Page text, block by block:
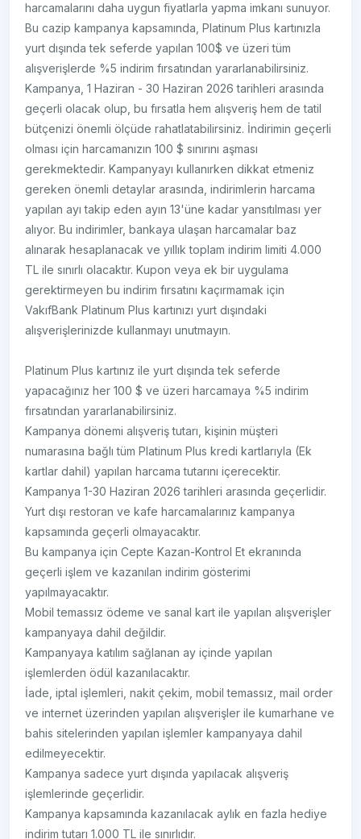
harcamalarını daha uygun fiyatlarla yapma imkanı sunuyor.
Bu cazip kampanya kapsamında, Platinum Plus kartınızla
yurt dışında tek seferde yapılan 100$ ve üzeri tüm
alışverişlerde %5 indirim fırsatından yararlanabilirsiniz.
Kampanya, 1 Haziran - 30 Haziran 2026 tarihleri arasında
geçerli olacak olup, bu fırsatla hem alışveriş hem de tatil
bütçenizi önemli ölçüde rahatlatabilirsiniz. İndirimin geçerli
olması için harcamanızın 100 $ sınırını aşması
gerekmektedir. Kampanyayı kullanırken dikkat etmeniz
gereken önemli detaylar arasında, indirimlerin harcama
yapılan ayı takip eden ayın 13'üne kadar yansıtılması yer
alıyor. Bu indirimler, bankaya ulaşan harcamalar baz
alınarak hesaplanacak ve yıllık toplam indirim limiti 4.000
TL ile sınırlı olacaktır. Kupon veya ek bir uygulama
gerektirmeyen bu indirim fırsatını kaçırmamak için
VakıfBank Platinum Plus kartınızı yurt dışındaki
alışverişlerinizde kullanmayı unutmayın.
Platinum Plus kartınız ile yurt dışında tek seferde
yapacağınız her 100 $ ve üzeri harcamaya %5 indirim
fırsatından yararlanabilirsiniz.
Kampanya dönemi alışveriş tutarı, kişinin müşteri
numarasına bağlı tüm Platinum Plus kredi kartlarıyla (Ek
kartlar dahil) yapılan harcama tutarını içerecektir.
Kampanya 1-30 Haziran 2026 tarihleri arasında geçerlidir.
Yurt dışı restoran ve kafe harcamalarınız kampanya
kapsamında geçerli olmayacaktır.
Bu kampanya için Cepte Kazan-Kontrol Et ekranında
geçerli işlem ve kazanılan indirim gösterimi
yapılmayacaktır.
Mobil temassız ödeme ve sanal kart ile yapılan alışverişler
kampanyaya dahil değildir.
Kampanyaya katılım sağlanan ay içinde yapılan
işlemlerden ödül kazanılacaktır.
İade, iptal işlemleri, nakit çekim, mobil temassız, mail order
ve internet üzerinden yapılan alışverişler ile kumarhane ve
bahis sitelerinden yapılan işlemler kampanyaya dahil
edilmeyecektir.
Kampanya sadece yurt dışında yapılacak alışveriş
işlemlerinde geçerlidir.
Kampanya kapsamında kazanılacak aylık en fazla hediye
indirim tutarı 1.000 TL ile sınırlıdır.